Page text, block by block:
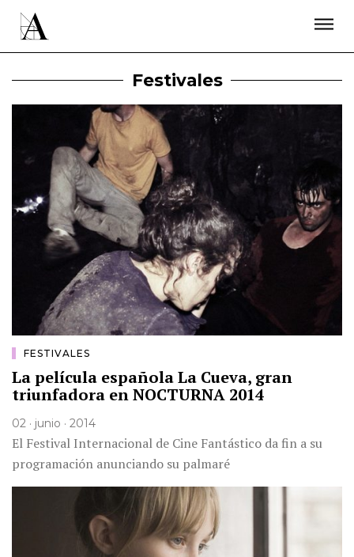
Festivales
FESTIVALES
La película española La Cueva, gran
triunfadora en NOCTURNA 2014
02 · junio · 2014
El Festival Internacional de Cine Fantástico da fin a su
programación anunciando su palmaré
ÚNETE A LA ACADEMIA DE CINE
PRENSA